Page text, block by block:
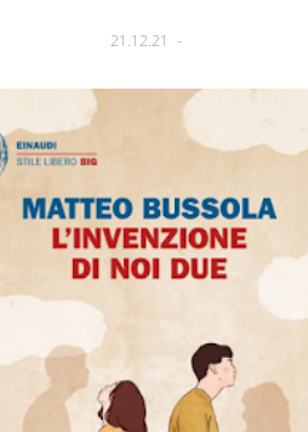
21.12.21 -